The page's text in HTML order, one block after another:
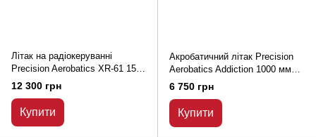
Літак на радіокеруванні
Precision Aerobatics XR-61 1550
мм
12 300 грн
Купити
Акробатичний літак Precision
Aerobatics Addiction 1000 мм
KIT
6 750 грн
Купити